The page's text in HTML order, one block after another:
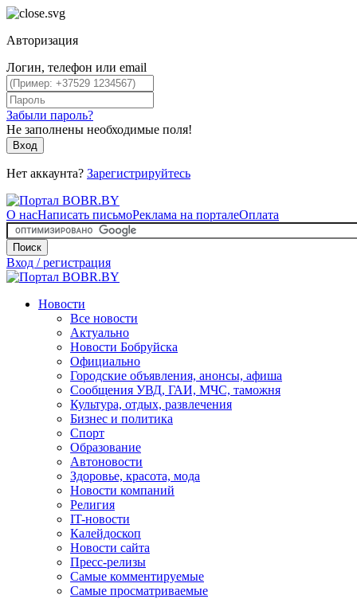
Авторизация
Логин, телефон или email
Забыли пароль?
Не заполнены необходимые поля!
Вход
Нет аккаунта? Зарегистрируйтесь
О насНаписать письмоРеклама на порталеОплата
Поиск
Вход / регистрация
Новости
Все новости
Актуально
Новости Бобруйска
Официально
Городские объявления, анонсы, афиша
Сообщения УВД, ГАИ, МЧС, таможня
Культура, отдых, развлечения
Бизнес и политика
Спорт
Образование
Автоновости
Здоровье, красота, мода
Новости компаний
Религия
IT-новости
Калейдоскоп
Новости сайта
Пресс-релизы
Самые комментируемые
Самые просматриваемые